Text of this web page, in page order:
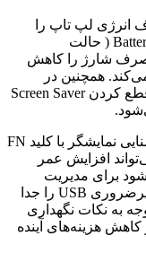
انرژی لپ تاپ را
مدیریت کند. در ویندوز، فعال‌سازی Battery Saver ( حالت
شارژ را کاهش
همچنین در
لپ‌تاپ‌های مک، فعال‌سازی Power Nap و قطع کردن Screen Saver
تنظیمات باتری لپ تاپ مانند کم کردن روشنایی نمایشگر با کلید FN
افزایش عمر
برای مدیریت
مصرف دستگاه‌های متصل، کلیه اتصالات غیرضروری USB را جدا
به نکات نگهداری
هزینه‌های آینده